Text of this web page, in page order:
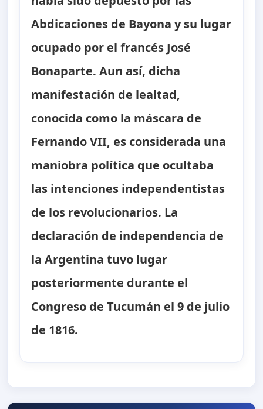
Abdicaciones de Bayona y su lugar
ocupado por el francés José
Bonaparte. Aun así, dicha
manifestación de lealtad,
conocida como la máscara de
Fernando VII, es considerada una
maniobra política que ocultaba
las intenciones independentistas
de los revolucionarios. La
declaración de independencia de
la Argentina tuvo lugar
posteriormente durante el
Congreso de Tucumán el 9 de julio
de 1816.